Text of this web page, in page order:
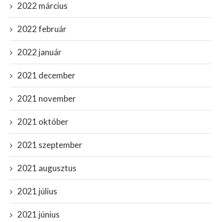
2022 március
2022 február
2022 január
2021 december
2021 november
2021 október
2021 szeptember
2021 augusztus
2021 július
2021 június